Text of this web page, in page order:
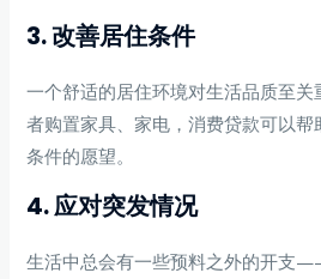
3. 改善居住条件
一个舒适的居住环境对生活品质至
者购置家具、家电，消费贷款可以
条件的愿望。
4. 应对突发情况
生活中总会有一些预料之外的开支